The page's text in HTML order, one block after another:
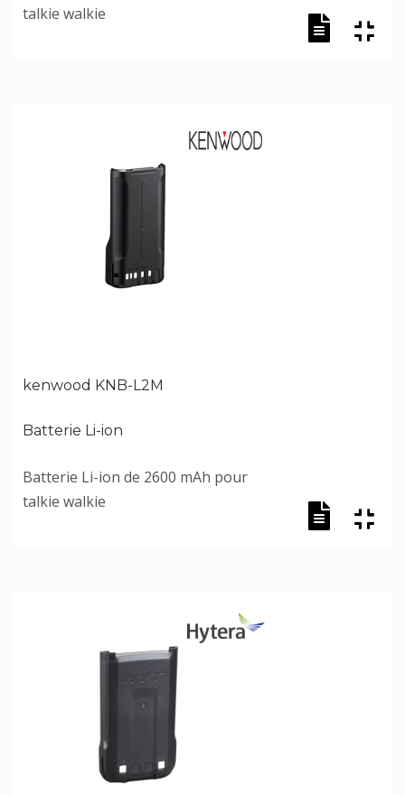
talkie walkie
kenwood KNB-L2M
Batterie Li-ion
Batterie Li-ion de 2600 mAh pour
talkie walkie